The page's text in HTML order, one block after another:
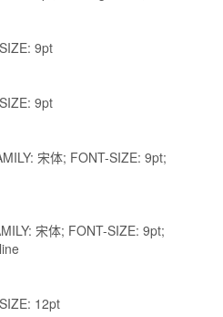
9pt
9pt
宋体; FONT-SIZE: 9pt;
宋体; FONT-SIZE: 9pt;
12pt